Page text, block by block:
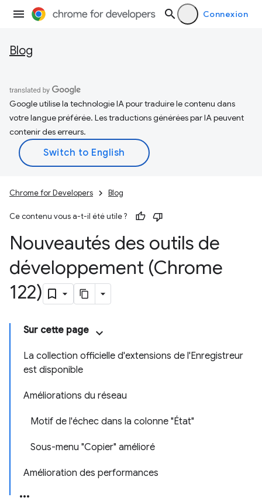
Connexion
Blog
Google utilise la technologie IA pour traduire le contenu dans
votre langue préférée. Les traductions générées par IA peuvent
contenir des erreurs.
Chrome for Developers Blog
Ce contenu vous a-t-il été utile ?
Nouveautés des outils de
développement (Chrome
122)
Sur cette page
La collection officielle d'extensions de l'Enregistreur
est disponible
Améliorations du réseau
Motif de l'échec dans la colonne "État"
Sous-menu "Copier" amélioré
Amélioration des performances